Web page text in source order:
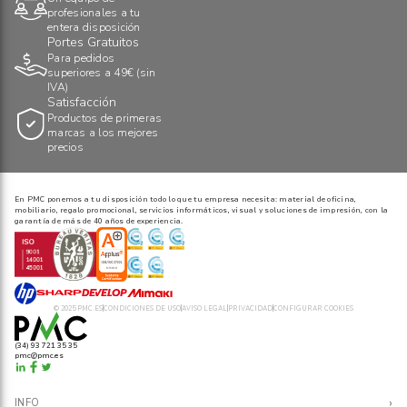
profesionales a tu
entera disposición
Portes Gratuitos
Para pedidos
superiores a 49€ (sin
IVA)
Satisfacción
Productos de primeras
marcas a los mejores
precios
En PMC ponemos a tu disposición todo lo que tu empresa necesita: material de oficina,
mobiliario, regalo promocional, servicios informáticos, visual y soluciones de impresión, con la
garantía de más de 40 años de experiencia.
© 2025 PMC.ESCONDICIONES DE USO AVISO LEGAL PRIVACIDADCONFIGURAR COOKIES
(34) 93 721 35 35
pmc@pmc.es
INFO ›